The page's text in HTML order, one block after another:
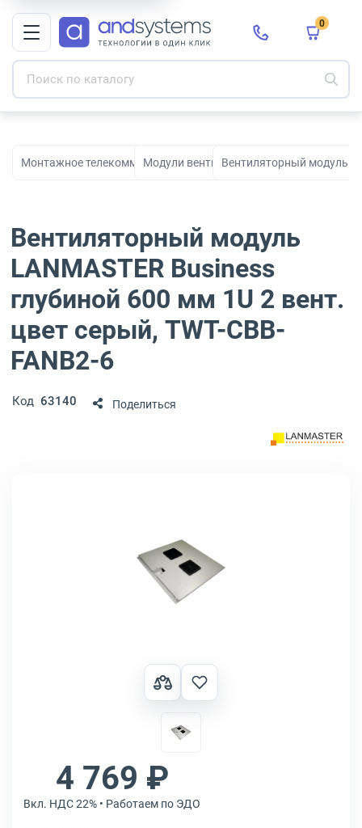
0
Монтажное телекоммуникационное оборудование для СКС и
Модули вентиляторныеВентиляторный модуль
Вентиляторный модуль
LANMASTER Business
глубиной 600 мм 1U 2 вент.
цвет серый, TWT-CBB-
FANB2-6
Код 63140 Поделиться
4 769 ₽
Вкл. НДС 22% • Работаем по ЭДО